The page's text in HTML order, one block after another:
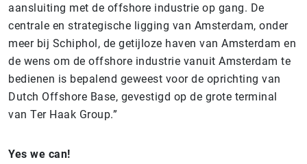
aansluiting met de offshore industrie op gang. De
centrale en strategische ligging van Amsterdam, onder
meer bij Schiphol, de getijloze haven van Amsterdam en
de wens om de offshore industrie vanuit Amsterdam te
bedienen is bepalend geweest voor de oprichting van
Dutch Offshore Base, gevestigd op de grote terminal
van Ter Haak Group.”
Yes we can!